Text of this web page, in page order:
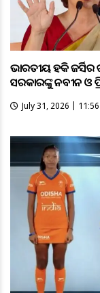
ଭାରତୀୟ ହକି
ସରକାରଙ୍କୁ ନବୀନ ଓ
July 31, 2026 |